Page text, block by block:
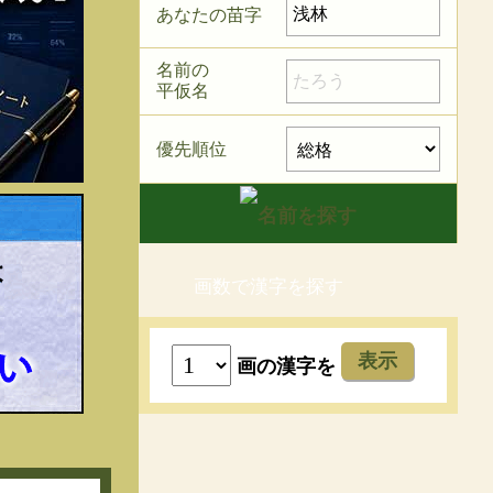
あなたの苗字
名前の
平仮名
優先順位
画数で漢字を探す
画の漢字を 表示